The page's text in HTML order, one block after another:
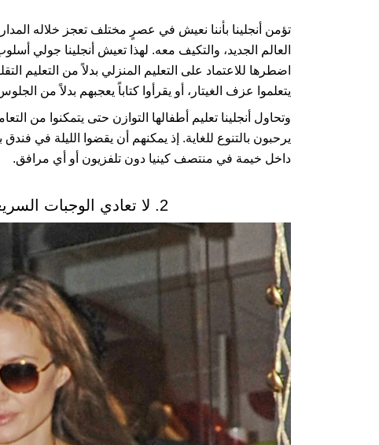
تؤمن أنجلينا بأننا نعيش في عصرٍ مختلف تعجز خلاله
العالم الجديد، والتكيف معه. لهذا تعيش أنجلينا جولي
اضطرها للاعتماد على التعليم المنزلي بدلاً من التعليم
يتعلموا عزف الغيتار، أو يقرأوا كتاباً يعجبهم بدلاً من
وتحاول أنجلينا تعليم أطفالها التوازن حتى يتمكنوا من
يرحبون بالتنوع للغاية. إذ يمكنهم أن يقضوا الليلة في
داخل خيمة في منتصف كينيا دون تلفزيون أو أي مرافق.
2. لا تعادي الوجبات السريعة... بل تسمح بها وتحبها